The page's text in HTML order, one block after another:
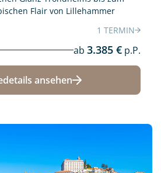
Flair von Lillehammer
1 TERMIN
ab 3.385 € p.P.
ansehen